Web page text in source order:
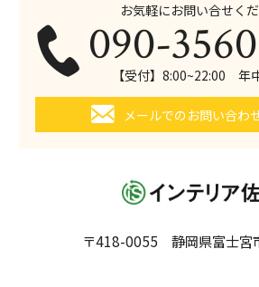
お気軽にお問い合せく
090-
【受付】8:00~22:00 年
メールでのお問い合わ
〒418-0055 静岡県富士宮